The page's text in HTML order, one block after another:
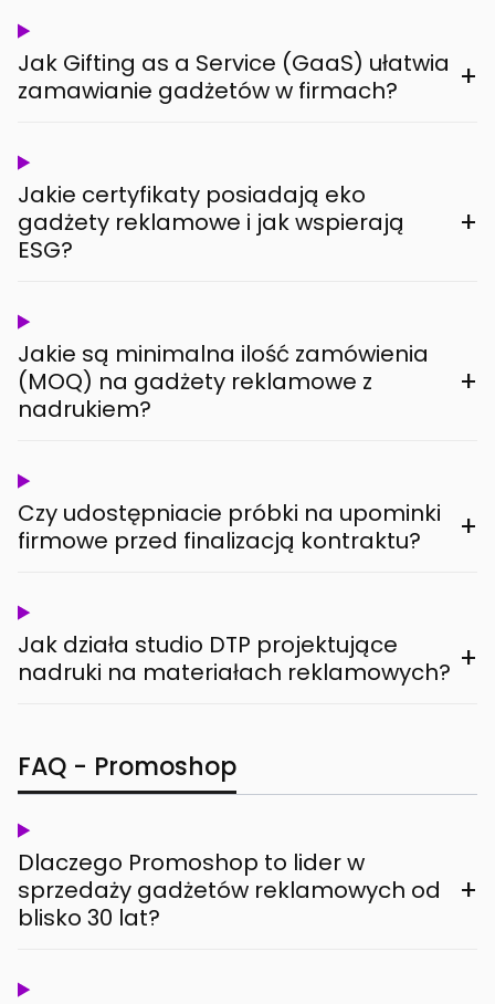
Jak Gifting as a Service (GaaS) ułatwia
zamawianie gadżetów w firmach?
+
Jakie certyfikaty posiadają eko
gadżety reklamowe i jak wspierają
ESG?
+
Jakie są minimalna ilość zamówienia
(MOQ) na gadżety reklamowe z
nadrukiem?
+
Czy udostępniacie próbki na upominki
firmowe przed finalizacją kontraktu?
+
Jak działa studio DTP projektujące
nadruki na materiałach reklamowych? +
FAQ - Promoshop
Dlaczego Promoshop to lider w
sprzedaży gadżetów reklamowych od
blisko 30 lat?
+